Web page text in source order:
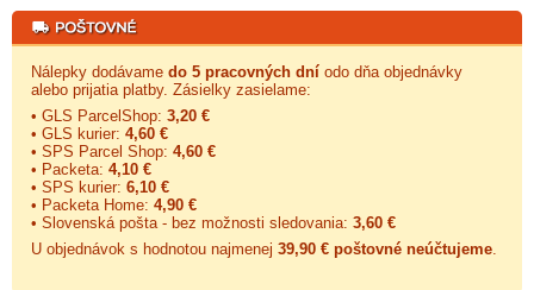
Nálepky dodávame do 5 pracovných dní odo dňa objednávky
alebo prijatia platby. Zásielky zasielame:
• GLS ParcelShop: 3,20 €
• GLS kurier: 4,60 €
• SPS Parcel Shop: 4,60 €
• Packeta: 4,10 €
• SPS kurier: 6,10 €
• Packeta Home: 4,90 €
• Slovenská pošta - bez možnosti sledovania: 3,60 €
U objednávok s hodnotou najmenej 39,90 € poštovné neúčtujeme